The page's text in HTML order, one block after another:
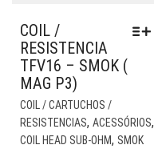
COIL /
RESISTENCIA
TFV16 – SMOK (
MAG P3)
COIL / CARTUCHOS /
RESISTENCIAS, ACESSÓRIOS,
COIL HEAD SUB-OHM, SMOK